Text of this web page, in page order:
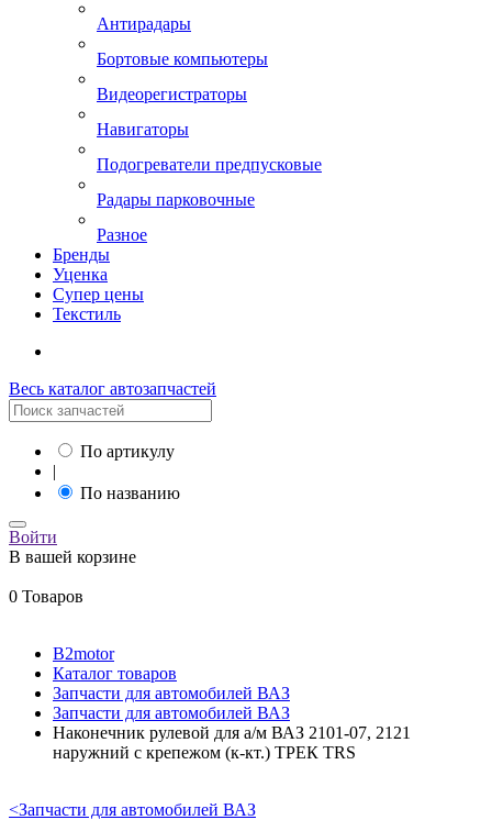
Антирадары
Бортовые компьютеры
Видеорегистраторы
Навигаторы
Подогреватели предпусковые
Радары парковочные
Разное
Бренды
Уценка
Супер цены
Текстиль
Весь каталог автозапчастей
По артикулу
|
По названию
Войти
В вашей корзине
0 Товаров
B2motor
Каталог товаров
Запчасти для автомобилей ВАЗ
Запчасти для автомобилей ВАЗ
Наконечник рулевой для а/м ВАЗ 2101-07, 2121
наружний с крепежом (к-кт.) ТРЕК TRS
<Запчасти для автомобилей ВАЗ